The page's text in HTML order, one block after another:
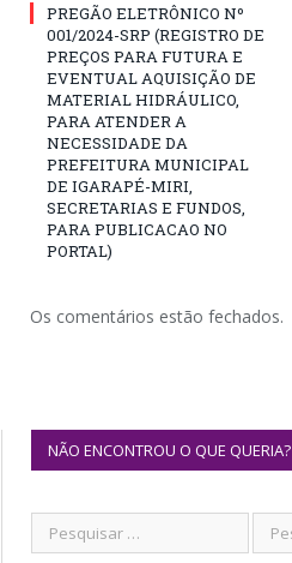
PREGÃO ELETRÔNICO Nº
001/2024-SRP (REGISTRO DE
PREÇOS PARA FUTURA E
EVENTUAL AQUISIÇÃO DE
MATERIAL HIDRÁULICO,
PARA ATENDER A
NECESSIDADE DA
PREFEITURA MUNICIPAL
DE IGARAPÉ-MIRI,
SECRETARIAS E FUNDOS,
PARA PUBLICACAO NO
PORTAL)
Os comentários estão fechados.
NÃO ENCONTROU O QUE QUERIA?